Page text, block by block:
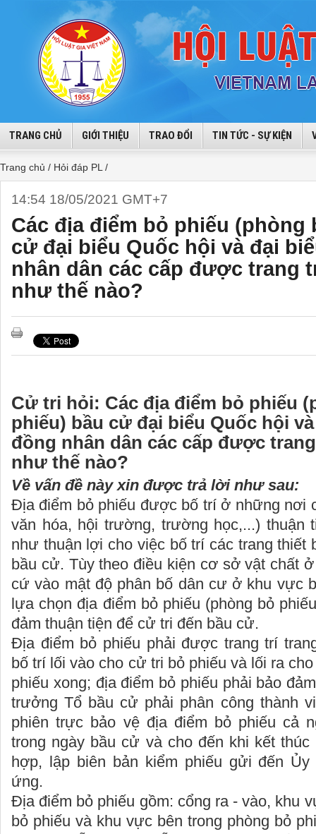
TRANG CHỦ GIỚI THIỆU TRAO ĐỔI TIN TỨC - SỰ KIỆN
Trang chủ / Hỏi đáp PL /
14:54 18/05/2021 GMT+7
Các địa điểm bỏ phiếu (phòng
cử đại biểu Quốc hội và đại
nhân dân các cấp được trang
như thế nào?
Cử tri hỏi: Các địa điểm bỏ phiếu
phiếu) bầu cử đại biểu Quốc hội
đồng nhân dân các cấp được
như thế nào?
Về vấn đề này xin được trả lời như sau:
Địa điểm bỏ phiếu được bố trí ở những nơi
văn hóa, hội trường, trường học,...) thuận
như thuận lợi cho việc bố trí các trang thiết
bầu cử. Tùy theo điều kiện cơ sở vật chất
cứ vào mật độ phân bố dân cư ở khu vực
lựa chọn địa điểm bỏ phiếu (phòng bỏ
đảm thuận tiện để cử tri đến bầu cử.
Địa điểm bỏ phiếu phải được trang trí
bố trí lối vào cho cử tri bỏ phiếu và lối ra
phiếu xong; địa điểm bỏ phiếu phải bảo
trưởng Tổ bầu cử phải phân công thành
phiên trực bảo vệ địa điểm bỏ phiếu cả
trong ngày bầu cử và cho đến khi kết thúc
hợp, lập biên bản kiểm phiếu gửi đến
ứng.
Địa điểm bỏ phiếu gồm: cổng ra - vào, khu
bỏ phiếu và khu vực bên trong phòng bỏ